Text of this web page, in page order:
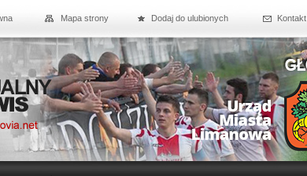
Mapa strony Dodaj do ulubionych Kontakt